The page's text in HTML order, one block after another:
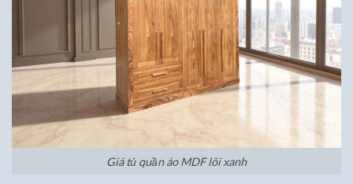
Giá tủ quần áo MDF lõi xanh